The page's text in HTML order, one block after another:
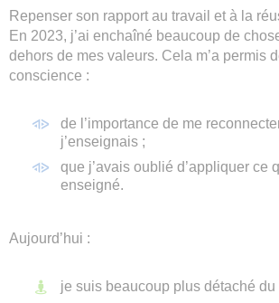
Repenser son rapport au travail et à la
En 2023, j’ai enchaîné beaucoup de
dehors de mes valeurs. Cela m’a permis
conscience :
de l’importance de me
j’enseignais ;
que j’avais oublié d’appliquer ce
enseigné.
Aujourd’hui :
je suis beaucoup plus détaché du